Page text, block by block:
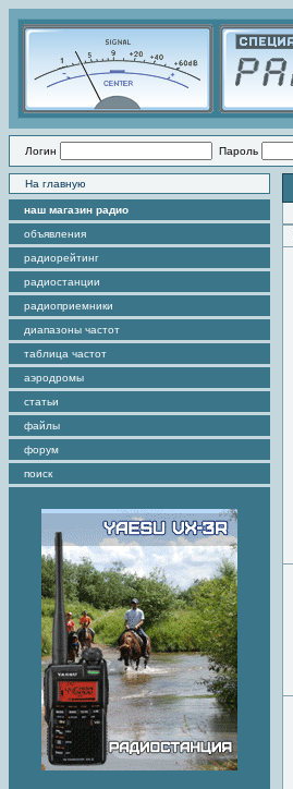
Логин Пароль
На главную
наш магазин радио
объявления
радиорейтинг
радиостанции
радиоприемники
диапазоны частот
таблица частот
аэродромы
статьи
файлы
форум
поиск